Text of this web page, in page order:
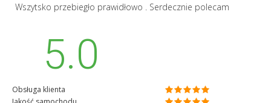
Wszytsko przebiegło prawidłowo . Serdecznie polecam
5.0
Obsługa klienta